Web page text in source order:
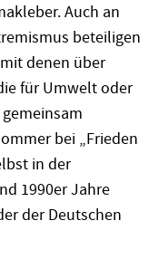
Auch an
beteiligen
denen über
für Umwelt oder
bei „Frieden
in der
1990er Jahre
der Deutschen